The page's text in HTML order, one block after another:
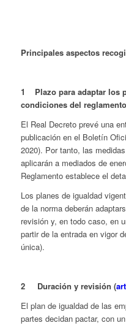
Principales aspectos
1
Plazo para adaptar los
condiciones del reglamento
El Real Decreto prevé una
publicación en el Boletín
2020). Por tanto, las
aplicarán a mediados de
Reglamento establece el
Los planes de igualdad
de la norma deberán
revisión y, en todo caso, en
partir de la entrada en vigor
única).
2 Duración y revisión (
El plan de igualdad de las
partes decidan pactar, con